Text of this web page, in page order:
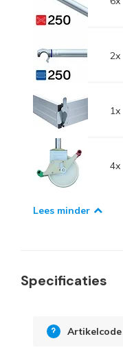
2x
1x
4x
Lees minder
Specificaties
Artikelcode